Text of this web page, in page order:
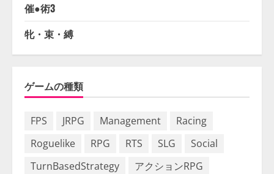
催●術3
牝・束・縛
ゲームの種類
FPS JRPG Management
Racing
Roguelike
RPG RTS SLG
Social
TurnBasedStrategy
アクションRPG